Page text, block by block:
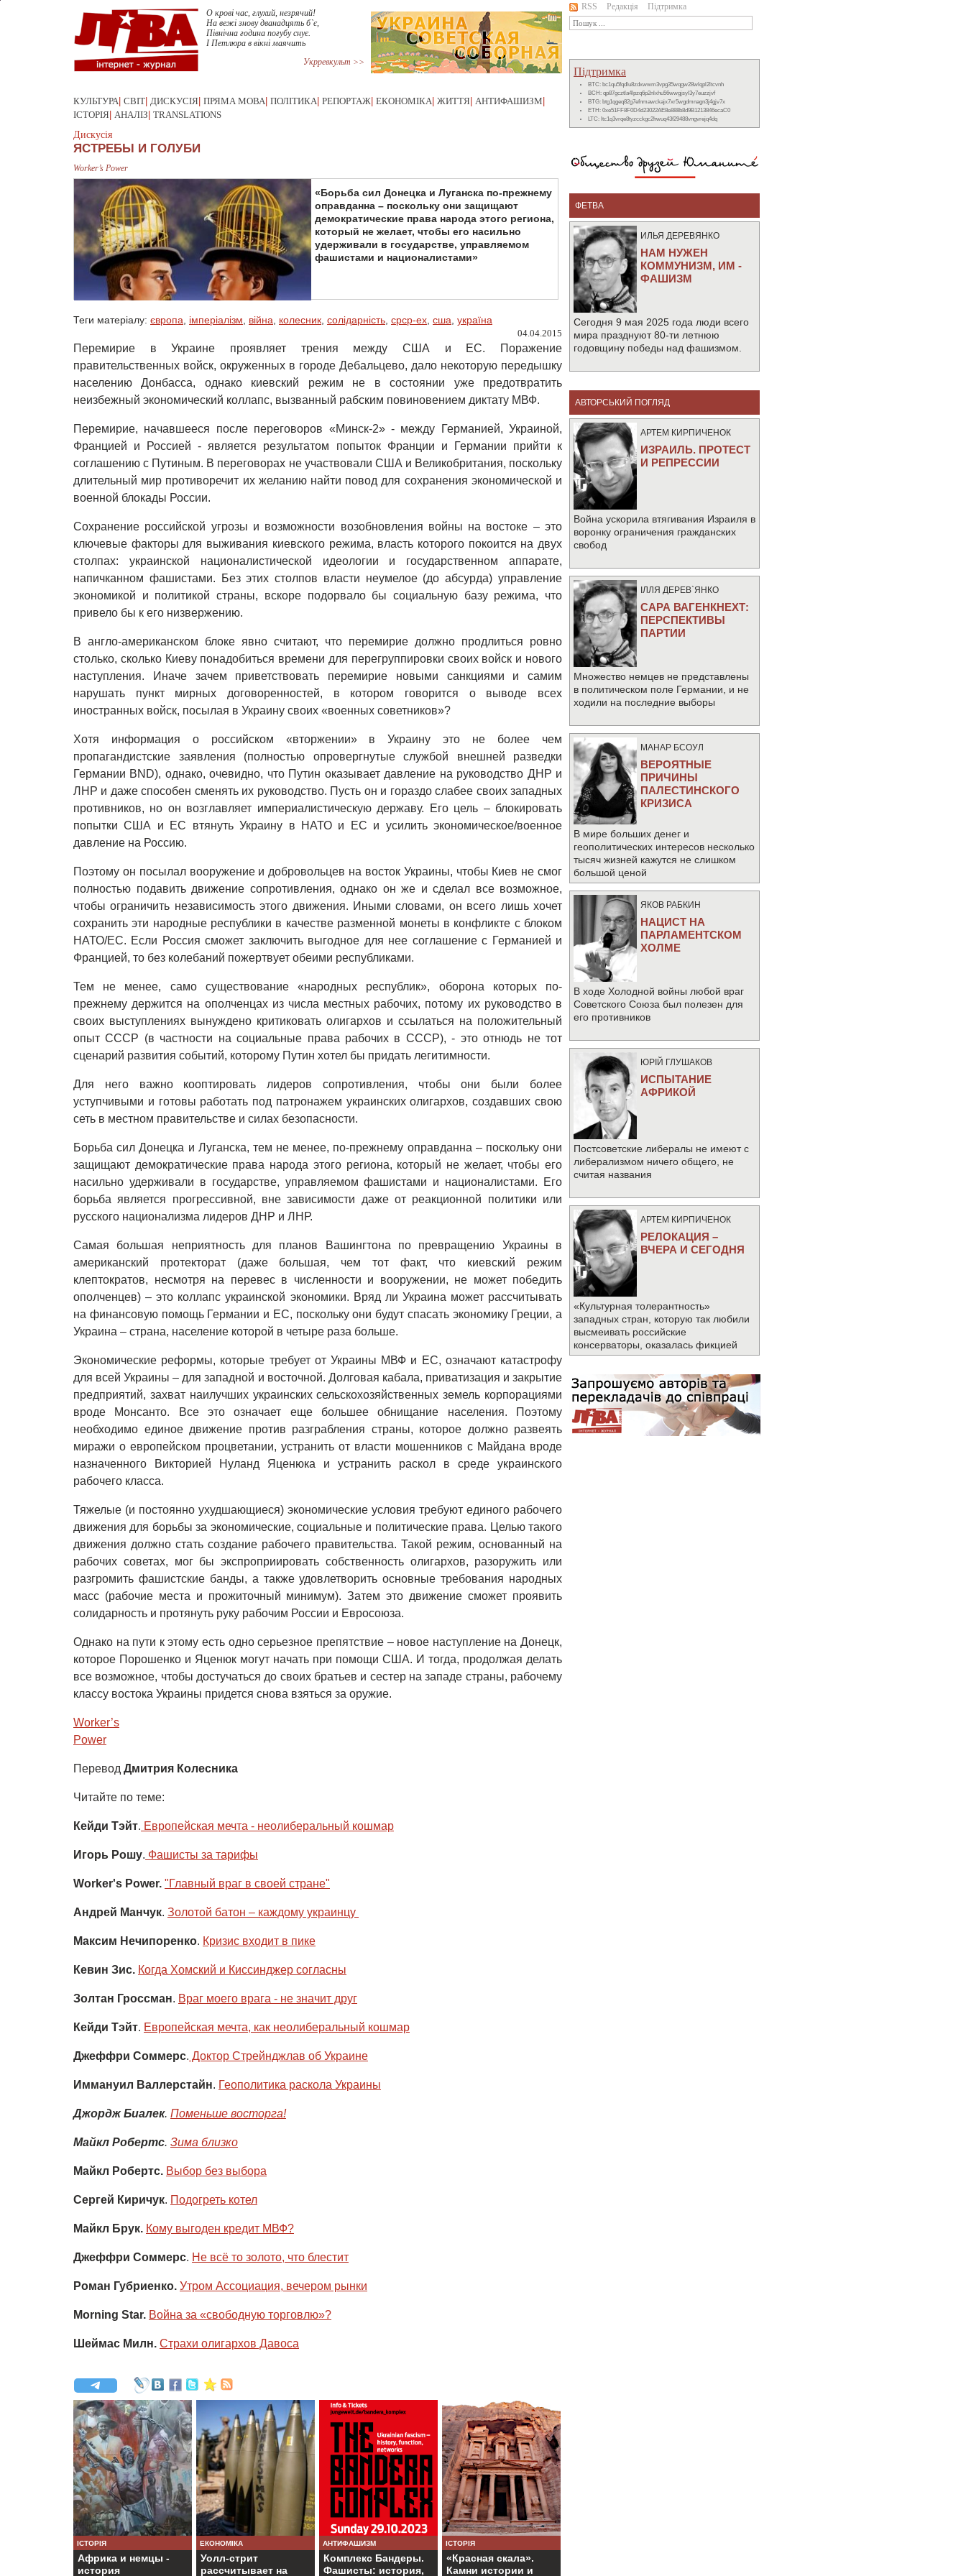
О крові час, глухий, незрячий!
На вежі знову дванадцять б`є,
Північна година погубу снує.
І Петлюра в вікні маячить
Укрревкульт >>
КУЛЬТУРА СВІТ ДИСКУСІЯ ПРЯМА МОВА ПОЛІТИКА РЕПОРТАЖ ЕКОНОМІКА ЖИТТЯ АНТИФАШИЗМ
ІСТОРІЯ АНАЛІЗ TRANSLATIONS
Дискусія
ЯСТРЕБЫ И ГОЛУБИ
Worker’s Power
«Борьба сил Донецка и Луганска по-прежнему
оправданна – поскольку они защищают
демократические права народа этого региона,
который не желает, чтобы его насильно
удерживали в государстве, управляемом
фашистами и националистами»
Теги матеріалу: європа імперіалізм війна колесник солідарність срср-ex сша україна
04.04.2015
Перемирие в Украине проявляет трения между США и ЕС. Поражение
правительственных войск, окруженных в городе Дебальцево, дало некоторую передышку
населению Донбасса, однако киевский режим не в состоянии уже предотвратить
неизбежный экономический коллапс, вызванный рабским повиновением диктату МВФ.
Перемирие, начавшееся после переговоров «Минск-2» - между Германией, Украиной,
Францией и Россией - является результатом попыток Франции и Германии прийти к
соглашению с Путиным. В переговорах не участвовали США и Великобритания, поскольку
длительный мир противоречит их желанию найти повод для сохранения экономической и
военной блокады России.
Сохранение российской угрозы и возможности возобновления войны на востоке – это
ключевые факторы для выживания киевского режима, власть которого покоится на двух
столпах: украинской националистической идеологии и государственном аппарате,
напичканном фашистами. Без этих столпов власти неумелое (до абсурда) управление
экономикой и политикой страны, вскоре подорвало бы социальную базу режима, что
привело бы к его низвержению.
В англо-американском блоке явно считают, что перемирие должно продлиться ровно
столько, сколько Киеву понадобиться времени для перегруппировки своих войск и нового
наступления. Иначе зачем приветствовать перемирие новыми санкциями и самим
нарушать пункт мирных договоренностей, в котором говорится о выводе всех
иностранных войск, посылая в Украину своих «военных советников»?
Хотя информация о российском «вторжении» в Украину это не более чем
пропагандистские заявления (полностью опровергнутые службой внешней разведки
Германии BND), однако, очевидно, что Путин оказывает давление на руководство ДНР и
ЛНР и даже способен сменять их руководство. Пусть он и гораздо слабее своих западных
противников, но он возглавляет империалистическую державу. Его цель – блокировать
попытки США и ЕС втянуть Украину в НАТО и ЕС и усилить экономическое/военное
давление на Россию.
Поэтому он посылал вооружение и добровольцев на восток Украины, чтобы Киев не смог
полностью подавить движение сопротивления, однако он же и сделал все возможное,
чтобы ограничить независимость этого движения. Иными словами, он всего лишь хочет
сохранить эти народные республики в качестве разменной монеты в конфликте с блоком
НАТО/ЕС. Если Россия сможет заключить выгодное для нее соглашение с Германией и
Францией, то без колебаний пожертвует обеими республиками.
Тем не менее, само существование «народных республик», оборона которых по-
прежнему держится на ополченцах из числа местных рабочих, потому их руководство в
своих выступлениях вынуждено критиковать олигархов и ссылаться на положительный
опыт СССР (в частности на социальные права рабочих в СССР), - это отнюдь не тот
сценарий развития событий, которому Путин хотел бы придать легитимности.
Для него важно кооптировать лидеров сопротивления, чтобы они были более
уступчивыми и готовы работать под патронажем украинских олигархов, создавших свою
сеть в местном правительстве и силах безопасности.
Борьба сил Донецка и Луганска, тем не менее, по-прежнему оправданна – поскольку они
защищают демократические права народа этого региона, который не желает, чтобы его
насильно удерживали в государстве, управляемом фашистами и националистами. Его
борьба является прогрессивной, вне зависимости даже от реакционной политики или
русского национализма лидеров ДНР и ЛНР.
Самая большая неприятность для планов Вашингтона по превращению Украины в
американский протекторат (даже большая, чем тот факт, что киевский режим
клептократов, несмотря на перевес в численности и вооружении, не может победить
ополченцев) – это коллапс украинской экономики. Вряд ли Украина может рассчитывать
на финансовую помощь Германии и ЕС, поскольку они будут спасать экономику Греции, а
Украина – страна, население которой в четыре раза больше.
Экономические реформы, которые требует от Украины МВФ и ЕС, означают катастрофу
для всей Украины – для западной и восточной. Долговая кабала, приватизация и закрытие
предприятий, захват наилучших украинских сельскохозяйственных земель корпорациями
вроде Монсанто. Все это означает еще большее обнищание населения. Поэтому
необходимо единое движение против разграбления страны, которое должно развеять
миражи о европейском процветании, устранить от власти мошенников с Майдана вроде
назначенного Викторией Нуланд Яценюка и устранить раскол в среде украинского
рабочего класса.
Тяжелые (и постоянно ухудшающиеся) экономические условия требуют единого рабочего
движения для борьбы за экономические, социальные и политические права. Целью такого
движения должно стать создание рабочего правительства. Такой режим, основанный на
рабочих советах, мог бы экспроприировать собственность олигархов, разоружить или
разгромить фашистские банды, а также удовлетворить основные требования народных
масс (рабочие места и прожиточный минимум). Затем это движение сможет проявить
солидарность и протянуть руку рабочим России и Евросоюза.
Однако на пути к этому есть одно серьезное препятствие – новое наступление на Донецк,
которое Порошенко и Яценюк могут начать при помощи США. И тогда, продолжая делать
все возможное, чтобы достучаться до своих братьев и сестер на западе страны, рабочему
классу востока Украины придется снова взяться за оружие.
Worker’s
Перевод Дмитрия Колесника
Читайте по теме:
Кейди Тэйт. Европейская мечта - неолиберальный кошмар
Игорь Рошу. Фашисты за тарифы
Worker's Power. "Главный враг в своей стране"
Андрей Манчук. Золотой батон – каждому украинцу
Максим Нечипоренко. Кризис входит в пике
Кевин Зис. Когда Хомский и Киссинджер согласны
Золтан Гроссман. Враг моего врага - не значит друг
Кейди Тэйт. Европейская мечта, как неолиберальный кошмар
Джеффри Соммерс. Доктор Стрейнджлав об Украине
Иммануил Валлерстайн. Геополитика раскола Украины
Джордж Биалек. Поменьше восторга!
Майкл Робертс. Зима близко
Майкл Робертс. Выбор без выбора
Сергей Киричук. Подогреть котел
Майкл Брук. Кому выгоден кредит МВФ?
Джеффри Соммерс. Не всё то золото, что блестит
Роман Губриенко. Утром Ассоциация, вечером рынки
Morning Star. Война за «свободную торговлю»?
Шеймас Милн. Страхи олигархов Давоса
ІСТОРІЯ
Африка и немцы -
история
ЕКОНОМІКА
Уолл-стрит
рассчитывает на
АНТИФАШИЗМ
Комплекс Бандеры.
Фашисты: история,
ІСТОРІЯ
«Красная скала».
Камни истории и
RSS Редакція Підтримка
Підтримка
BTC: bc1qu5fqdlu8zdxwwm3vpg35wqgw28wlqpl2ltcvnh
BCH: qp87gcztla4lpzq6p2nlxhu56wwgjsyl3y7euzzjvf
BTG: btg1qgeq82g7efnmawckajx7xr5wgdmnagn3j4gjv7x
ETH: 0xe51FF8F0D4d23022AE8e888b8d9B1213846ecaC0
LTC: ltc1q3vrqe8tyzcckgc2hwuq43f29488vngvrejq4dq
ФЕТВА
ИЛЬЯ ДЕРЕВЯНКО
НАМ НУЖЕН
КОММУНИЗМ, ИМ -
ФАШИЗМ
Сегодня 9 мая 2025 года люди всего
мира празднуют 80-ти летнюю
годовщину победы над фашизмом.
АВТОРСЬКИЙ ПОГЛЯД
АРТЕМ КИРПИЧЕНОК
ИЗРАИЛЬ. ПРОТЕСТ
И РЕПРЕССИИ
Война ускорила втягивания Израиля в
воронку ограничения гражданских
свобод
IЛЛЯ ДЕРЕВ`ЯНКО
САРА ВАГЕНКНЕХТ:
ПЕРСПЕКТИВЫ
ПАРТИИ
Множество немцев не представлены
в политическом поле Германии, и не
ходили на последние выборы
МАНАР БСОУЛ
ВЕРОЯТНЫЕ
ПРИЧИНЫ
ПАЛЕСТИНСКОГО
КРИЗИСА
В мире больших денег и
геополитических интересов несколько
тысяч жизней кажутся не слишком
большой ценой
ЯКОВ РАБКИН
НАЦИСТ НА
ПАРЛАМЕНТСКОМ
ХОЛМЕ
В ходе Холодной войны любой враг
Советского Союза был полезен для
его противников
ЮРIЙ ГЛУШАКОВ
ИСПЫТАНИЕ
АФРИКОЙ
Постсоветские либералы не имеют с
либерализмом ничего общего, не
считая названия
АРТЕМ КИРПИЧЕНОК
РЕЛОКАЦИЯ –
ВЧЕРА И СЕГОДНЯ
«Культурная толерантность»
западных стран, которую так любили
высмеивать российские
консерваторы, оказалась фикцией